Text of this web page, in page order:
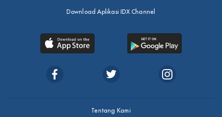
Download Aplikasi IDX Channel
Tentang Kami